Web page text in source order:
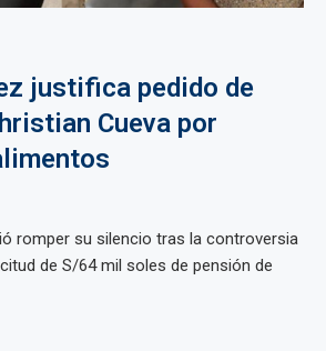
justifica pedido de
Cueva por
romper su silencio tras la controversia
de S/64 mil soles de pensión de